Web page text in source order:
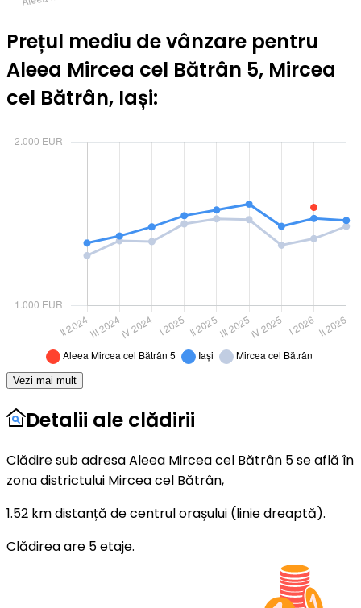
Prețul mediu de vânzare pentru
Aleea Mircea cel Bătrân 5, Mircea
cel Bătrân, Iași:
Vezi mai mult
Detalii ale clădirii
Clădire sub adresa Aleea Mircea cel Bătrân 5 se află în
zona districtului Mircea cel Bătrân,
1.52 km distanță de centrul orașului (linie dreaptă).
Clădirea are 5 etaje.